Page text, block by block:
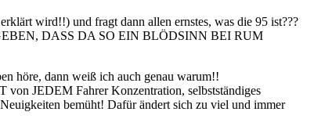
wird!!) und fragt dann allen ernstes, was die 95 ist???
DASS DA SO EIN BLÖDSINN BEI RUM
höre, dann weiß ich auch genau warum!!
von JEDEM Fahrer Konzentration, selbstständiges
bemüht! Dafür ändert sich zu viel und immer